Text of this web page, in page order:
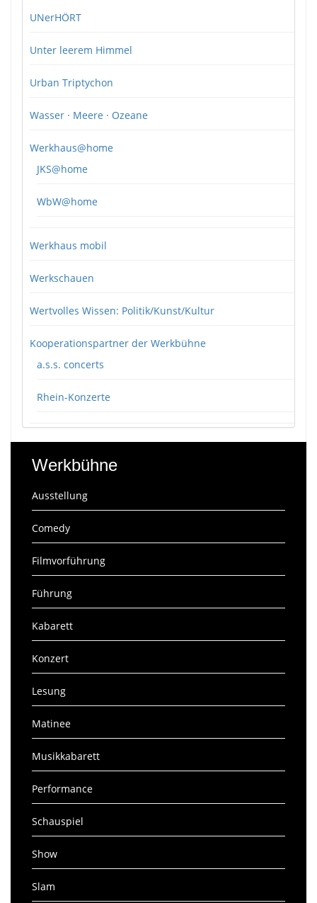
UNerHÖRT
Unter leerem Himmel
Urban Triptychon
Wasser · Meere · Ozeane
Werkhaus@home
JKS@home
WbW@home
Werkhaus mobil
Werkschauen
Wertvolles Wissen: Politik/Kunst/Kultur
Kooperationspartner der Werkbühne
a.s.s. concerts
Rhein-Konzerte
Werkbühne
Ausstellung
Comedy
Filmvorführung
Führung
Kabarett
Konzert
Lesung
Matinee
Musikkabarett
Performance
Schauspiel
Show
Slam